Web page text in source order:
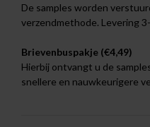
De samples worden
verzendmethode. Levering
Brievenbuspakje (€4,49)
Hierbij ontvangt u de
snellere en nauwkeurigere